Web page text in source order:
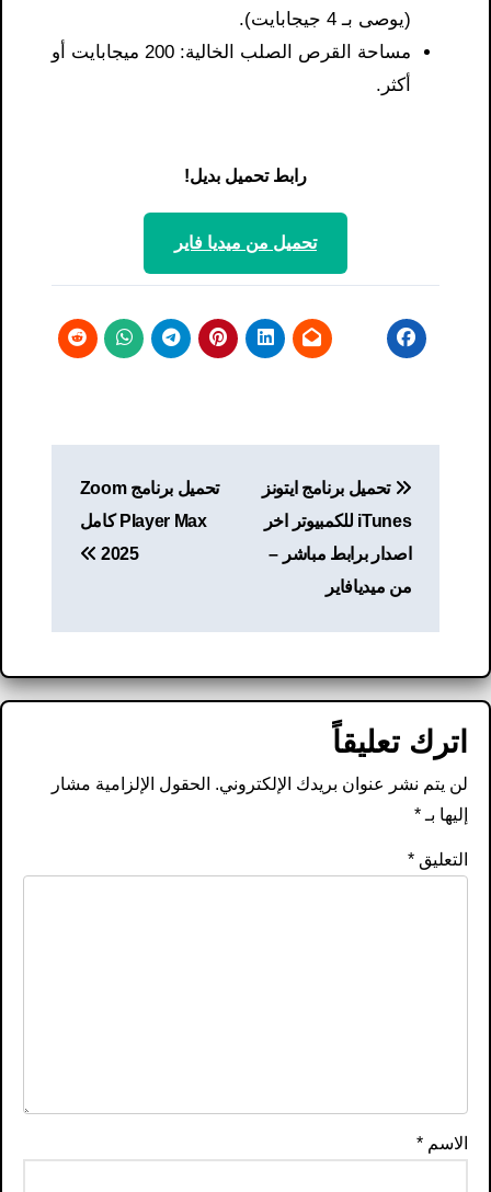
(يوصى بـ 4 جيجابايت).
مساحة القرص الصلب الخالية: 200 ميجابايت أو
أكثر.
رابط تحميل بديل!
تحميل من ميديا ​​فاير
المقالات
تحميل برنامج ايتونز
iTunes للكمبيوتر اخر
اصدار برابط مباشر –
من ميديافاير
تحميل برنامج Zoom
Player Max كامل
2025
اترك تعليقاً
لن يتم نشر عنوان بريدك الإلكتروني. الحقول الإلزامية مشار
إليها بـ*
التعليق*
الاسم*